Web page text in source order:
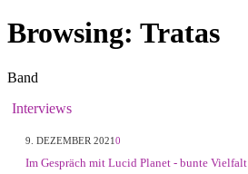
Browsing: Tratas
Band
Interviews
9. DEZEMBER 20210
Im Gespräch mit Lucid Planet - bunte